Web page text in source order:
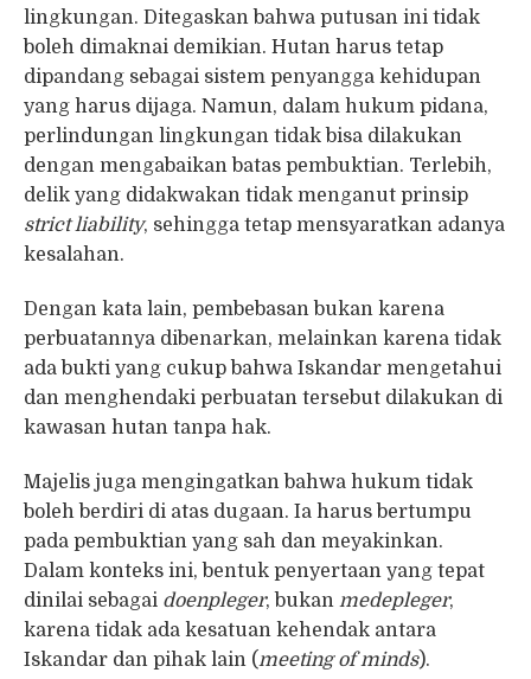
lingkungan. Ditegaskan bahwa putusan ini tidak
boleh dimaknai demikian. Hutan harus tetap
dipandang sebagai sistem penyangga kehidupan
yang harus dijaga. Namun, dalam hukum pidana,
perlindungan lingkungan tidak bisa dilakukan
dengan mengabaikan batas pembuktian. Terlebih,
delik yang didakwakan tidak menganut prinsip
strict liability, sehingga tetap mensyaratkan adanya
kesalahan.
Dengan kata lain, pembebasan bukan karena
perbuatannya dibenarkan, melainkan karena tidak
ada bukti yang cukup bahwa Iskandar mengetahui
dan menghendaki perbuatan tersebut dilakukan di
kawasan hutan tanpa hak.
Majelis juga mengingatkan bahwa hukum tidak
boleh berdiri di atas dugaan. Ia harus bertumpu
pada pembuktian yang sah dan meyakinkan.
Dalam konteks ini, bentuk penyertaan yang tepat
dinilai sebagai doenpleger, bukan medepleger,
karena tidak ada kesatuan kehendak antara
Iskandar dan pihak lain ( meeting of minds).